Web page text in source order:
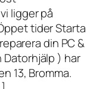
ligger på
tider Starta
din PC &
Datorhjälp ) har
13, Bromma.